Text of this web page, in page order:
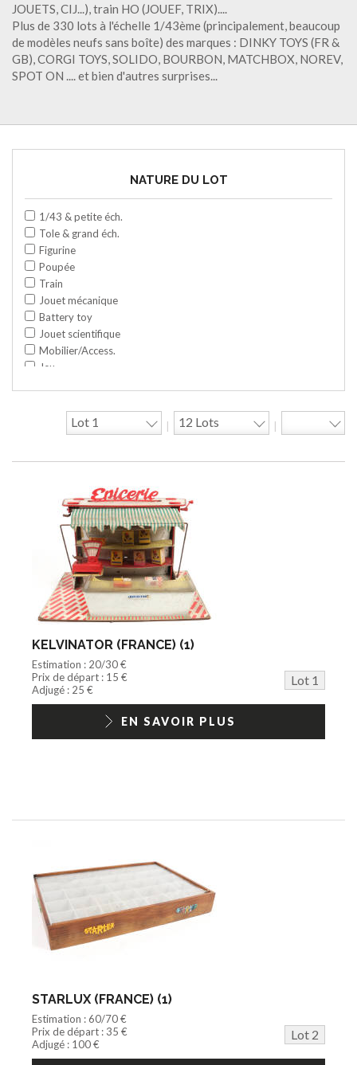
JOUETS, CIJ...), train HO (JOUEF, TRIX)....
Plus de 330 lots à l'échelle 1/43ème (principalement, beaucoup
de modèles neufs sans boîte) des marques : DINKY TOYS (FR &
GB), CORGI TOYS, SOLIDO, BOURBON, MATCHBOX, NOREV,
SPOT ON .... et bien d'autres surprises...
NATURE DU LOT
1/43 & petite éch.
Tole & grand éch.
Figurine
Poupée
Train
Jouet mécanique
Battery toy
Jouet scientifique
Mobilier/Access.
Jeu
Travaux publics
Jeu construction
Bande dessinée
Circuit
Cycle/Auto
Action Figure
Peluche
Disque
Agricole
Documentation
Train HO
Playmobil/Lego
Barbie/Big Jim
Jouets Fast Food
Trading cards
1/18ème moderne
KELVINATOR (FRANCE) (1)
Estimation : 20/30 €
Prix de départ : 15 €
Lot 1
Adjugé : 25 €
EN SAVOIR PLUS
STARLUX (FRANCE) (1)
Estimation : 60/70 €
Prix de départ : 35 €
Lot 2
Adjugé : 100 €